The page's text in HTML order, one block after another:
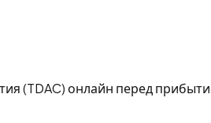
(TDAC) онлайн перед